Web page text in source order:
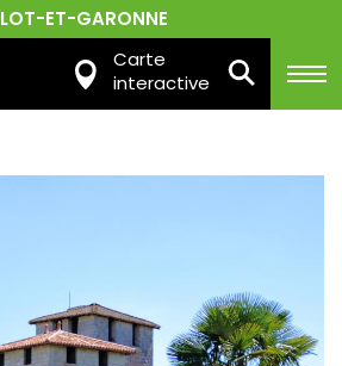
LOT-ET-GARONNE
Carte
interactive